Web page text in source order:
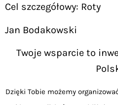
Cel szczegółowy: Roty
Jan Bodakowski
Twoje wsparcie to
Dzięki Tobie możemy